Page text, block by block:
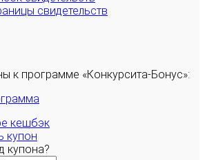
свидетельств
к программе «Конкурсита-Бонус»:
кешбэк
купон
купона?